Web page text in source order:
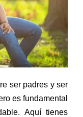
ser padres y ser
es fundamental
Aquí tienes